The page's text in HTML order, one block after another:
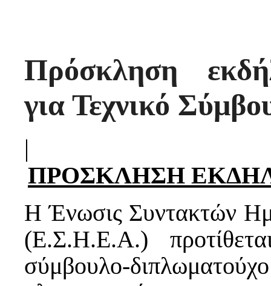
Πρόσκληση
για Τεχνικό
|
ΠΡΟΣΚΛΗΣΗ
Η Ένωσις Συντακτών
(Ε.Σ.Η.Ε.Α.)
σύμβουλο-